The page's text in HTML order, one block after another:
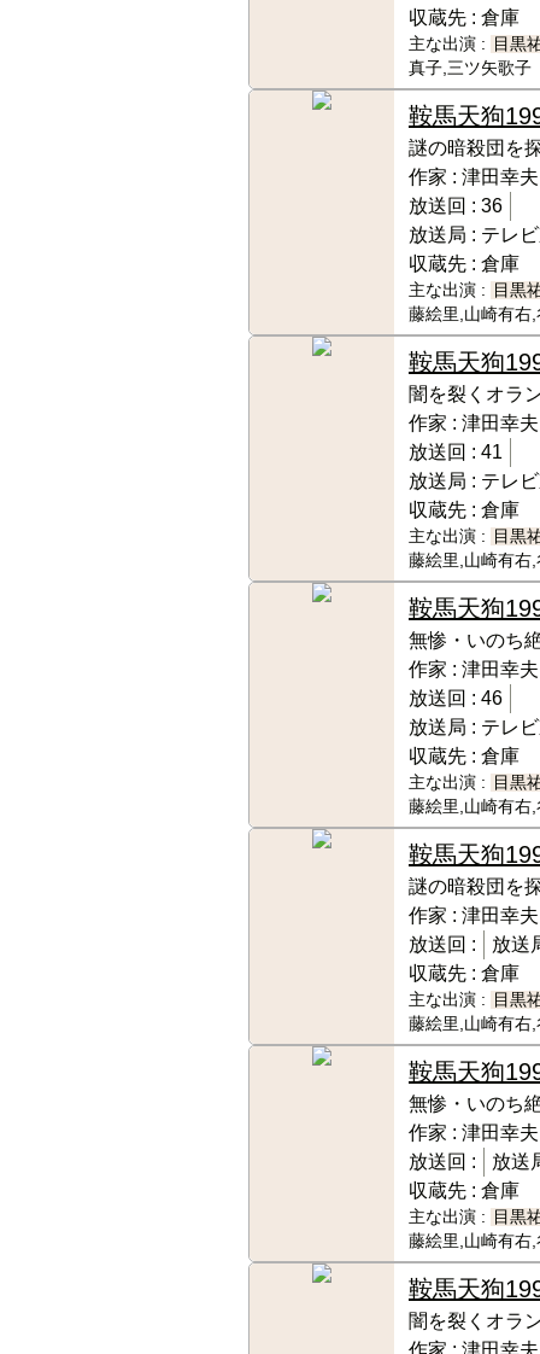
収蔵先 : 倉庫
主な出演 : 目黒
真子,三ツ矢歌子
鞍馬天狗
謎の暗殺団を
作家 : 津田幸
放送回 : 36
放送局 : テレ
収蔵先 : 倉庫
主な出演 : 目黒
藤絵里,山崎有右
鞍馬天狗
闇を裂くオラ
作家 : 津田幸
放送回 : 41
放送局 : テレ
収蔵先 : 倉庫
主な出演 : 目黒
藤絵里,山崎有右
鞍馬天狗
無惨・いのち
作家 : 津田幸
放送回 : 46
放送局 : テレ
収蔵先 : 倉庫
主な出演 : 目黒
藤絵里,山崎有右
鞍馬天狗
謎の暗殺団を
作家 : 津田幸
放送回 :
放送
収蔵先 : 倉庫
主な出演 : 目黒
藤絵里,山崎有右
鞍馬天狗
無惨・いのち
作家 : 津田幸
放送回 :
放送
収蔵先 : 倉庫
主な出演 : 目黒
藤絵里,山崎有右
鞍馬天狗
闇を裂くオラ
作家 : 津田幸